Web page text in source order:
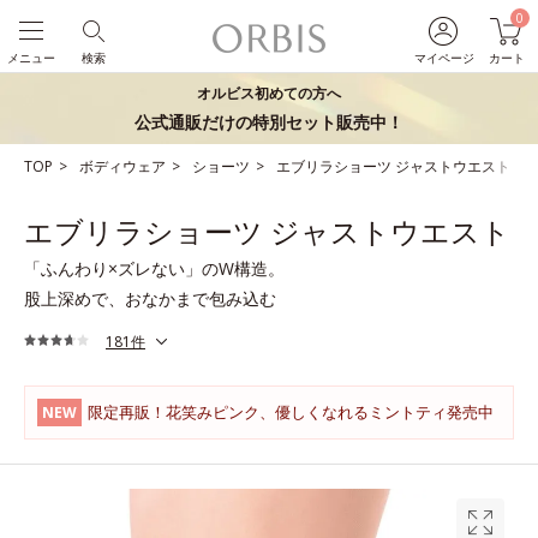
マイページ
0
カート
検索
メニュー
オルビス初めての方へ
公式通販だけの特別セット販売中！
TOP ボディウェア ショーツ エブリラショーツ ジャストウエスト
エブリラショーツ ジャストウエスト
「ふんわり×ズレない」のW構造。
股上深めで、おなかまで包み込む
181件
NEW 限定再販！花笑みピンク、優しくなれるミントティ発売中